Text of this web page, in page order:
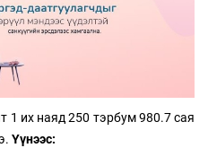
1 их наяд 250 тэрбум 980.7 сая
Үүнээс: